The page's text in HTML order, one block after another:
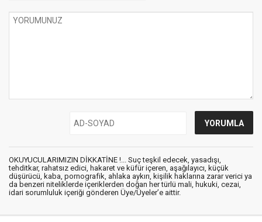
OKUYUCULARIMIZIN DİKKATİNE !... Suç teşkil edecek, yasadışı,
tehditkar, rahatsız edici, hakaret ve küfür içeren, aşağılayıcı, küçük
düşürücü, kaba, pornografik, ahlaka aykırı, kişilik haklarına zarar verici ya
da benzeri niteliklerde içeriklerden doğan her türlü mali, hukuki, cezai,
idari sorumluluk içeriği gönderen Üye/Üyeler’e aittir.